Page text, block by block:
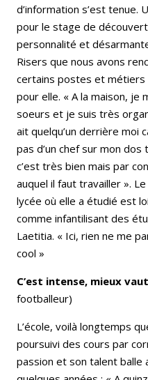
d’information s’est tenue.
pour le stage de
personnalité et
Risers que nous avons
certains postes et
pour elle. « A la maison, je
soeurs et je suis très
ait quelqu’un derrière moi
pas d’un chef sur mon
c’est très bien mais par
auquel il faut travailler ».
lycée où elle a étudié est
comme infantilisant des
Laetitia. « Ici, rien ne me
cool »
C’est intense, mieux
footballeur)
L’école, voilà longtemps
poursuivi des cours par
passion et son talent balle